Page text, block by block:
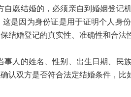
结婚的，必须亲自到婚姻登记
是因为身份证是用于证明个人身
结婚登记的真实性、准确性和合法
的姓名、性别、出生日期、民
认双方是否符合法定结婚条件，比